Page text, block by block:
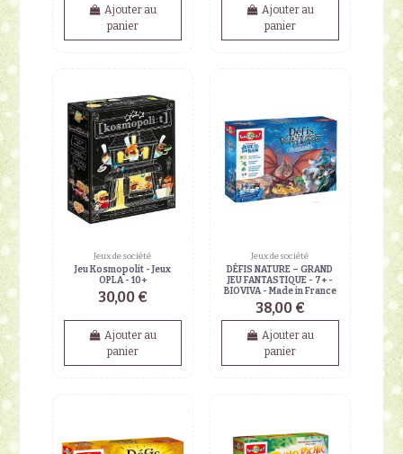
Ajouter au
panier
Ajouter au
panier
Jeux de société
Jeu Kosmopolit - Jeux
OPLA - 10+
30,00 €
Ajouter au
panier
Jeux de société
DÉFIS NATURE – GRAND
JEU FANTASTIQUE - 7+ -
BIOVIVA - Made in France
38,00 €
Ajouter au
panier